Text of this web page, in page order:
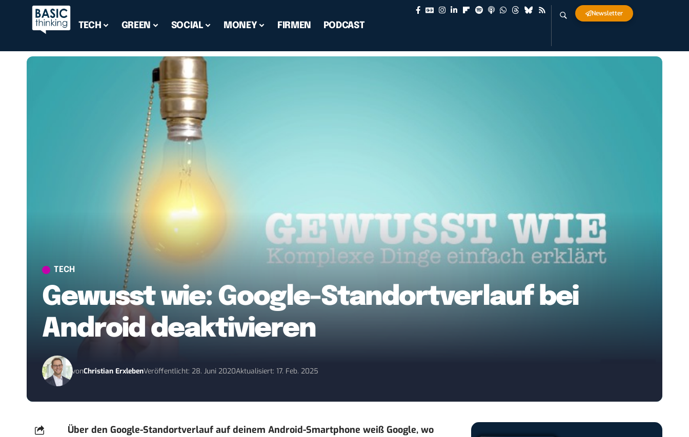
TECH GREEN SOCIAL MONEY FIRMEN PODCAST
Newsletter
TECH
Gewusst wie: Google-Standortverlauf bei
Android deaktivieren
vonChristian ErxlebenVeröffentlicht: 28. Juni 2020Aktualisiert: 17. Feb. 2025
Über den Google-Standortverlauf auf deinem Android-Smartphone weiß Google, wo